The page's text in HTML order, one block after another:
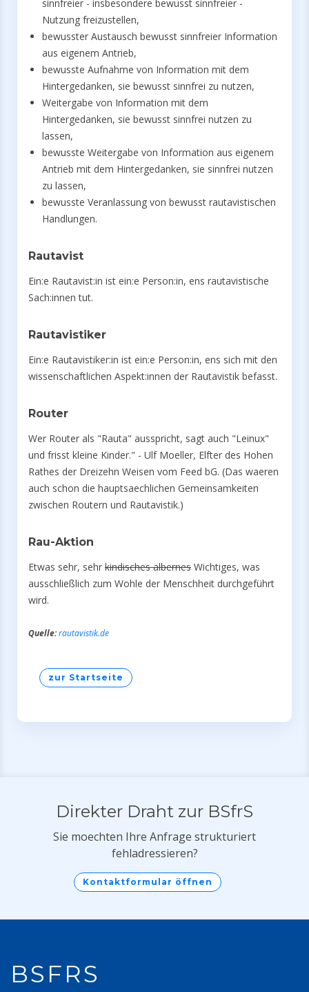
sinnfreier - insbesondere bewusst sinnfreier -
Nutzung freizustellen,
bewusster Austausch bewusst sinnfreier Information
aus eigenem Antrieb,
bewusste Aufnahme von Information mit dem
Hintergedanken, sie bewusst sinnfrei zu nutzen,
Weitergabe von Information mit dem
Hintergedanken, sie bewusst sinnfrei nutzen zu
lassen,
bewusste Weitergabe von Information aus eigenem
Antrieb mit dem Hintergedanken, sie sinnfrei nutzen
zu lassen,
bewusste Veranlassung von bewusst rautavistischen
Handlungen.
Rautavist
Ein:e Rautavist:in ist ein:e Person:in, ens rautavistische
Sach:innen tut.
Rautavistiker
Ein:e Rautavistiker:in ist ein:e Person:in, ens sich mit den
wissenschaftlichen Aspekt:innen der Rautavistik befasst.
Router
Wer Router als "Rauta" ausspricht, sagt auch "Leinux"
und frisst kleine Kinder." - Ulf Moeller, Elfter des Hohen
Rathes der Dreizehn Weisen vom Feed bG. (Das waeren
auch schon die hauptsaechlichen Gemeinsamkeiten
zwischen Routern und Rautavistik.)
Rau-Aktion
Etwas sehr, sehr kindisches albernes Wichtiges, was
ausschließlich zum Wohle der Menschheit durchgeführt
wird.
Quelle:rautavistik.de
zur Startseite
Direkter Draht zur BSfrS
Sie moechten Ihre Anfrage strukturiert
fehladressieren?
Kontaktformular öffnen
BSFRS